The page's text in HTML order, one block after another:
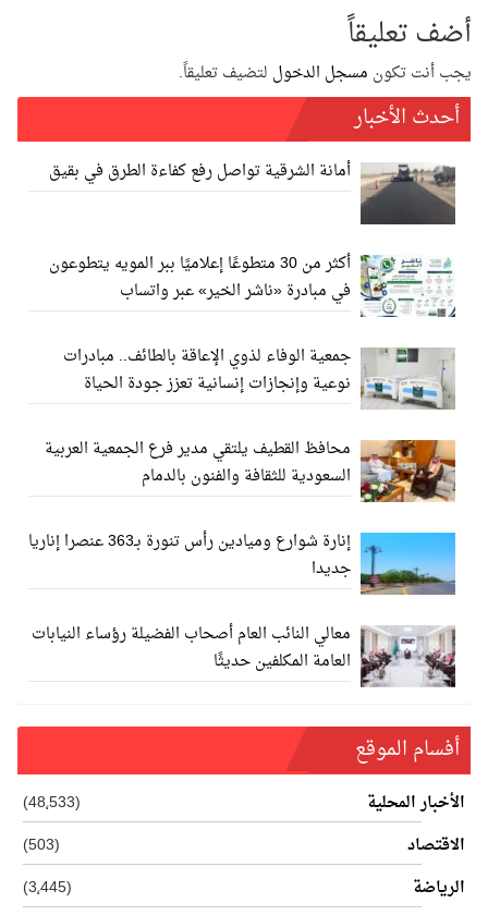
أضف تعليقاً
يجب أنت تكون مسجل الدخول لتضيف تعليقاً.
أحدث الأخبار
أمانة الشرقية تواصل رفع كفاءة الطرق في بقيق
أكثر من 30 متطوعًا إعلاميًا ببر المويه يتطوعون
في مبادرة «ناشر الخير» عبر واتساب
جمعية الوفاء لذوي الإعاقة بالطائف.. مبادرات
نوعية وإنجازات إنسانية تعزز جودة الحياة
محافظ القطيف يلتقي مدير فرع الجمعية العربية
السعودية للثقافة والفنون بالدمام
إنارة شوارع وميادين رأس تنورة بـ363 عنصرا إناريا
جديدا
معالي النائب العام أصحاب الفضيلة رؤساء النيابات
العامة المكلفين حديثًا
أفسام الموقع
الأخبار المحلية
(48٬533)
الاقتصاد
(503)
الرياضة
(3٬445)